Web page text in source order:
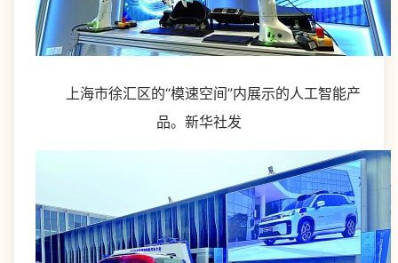
上海市徐汇区的“模速空间”内展示的人工智能产
品。新华社发